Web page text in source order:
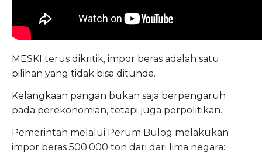
MESKI terus dikritik, impor beras adalah satu
pilihan yang tidak bisa ditunda.
Kelangkaan pangan bukan saja berpengaruh
pada perekonomian, tetapi juga perpolitikan.
Pemerintah melalui Perum Bulog melakukan
impor beras 500.000 ton dari dari lima negara: